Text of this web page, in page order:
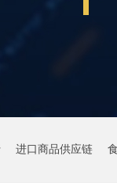
进口商品供应链